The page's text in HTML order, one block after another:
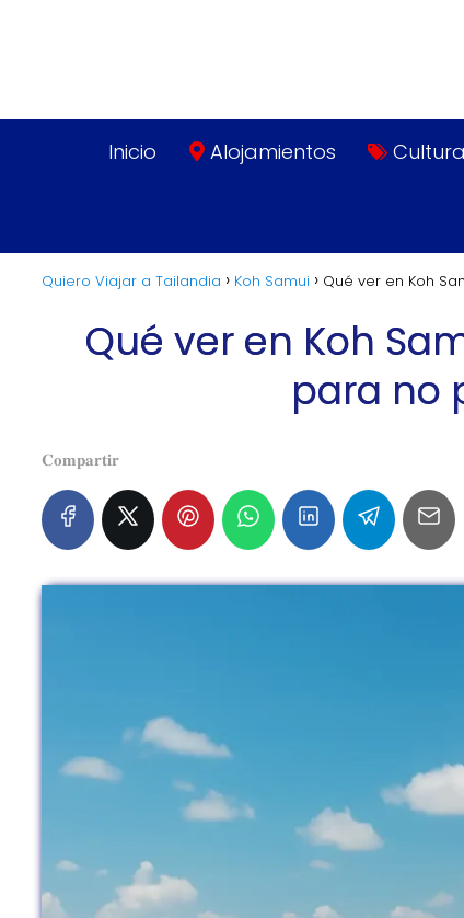
Inicio Alojamientos Cultura
Quiero Viajar a Tailandia Koh Samui Qué ver en Koh
Qué ver en Koh
para no
𝐂𝐨𝐦𝐩𝐚𝐫𝐭𝐢𝐫